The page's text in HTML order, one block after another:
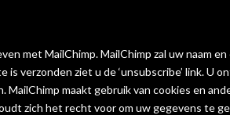
met MailChimp. MailChimp zal uw naam
is verzonden ziet u de ‘unsubscribe’ link.
MailChimp maakt gebruik van cookies en
zich het recht voor om uw gegevens te